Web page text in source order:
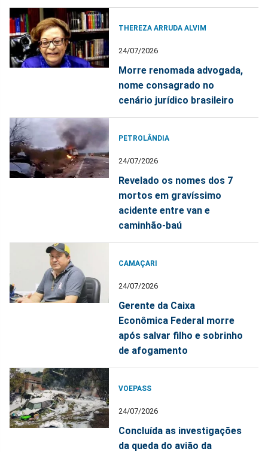
THEREZA ARRUDA ALVIM
24/07/2026
Morre renomada advogada,
nome consagrado no
cenário jurídico brasileiro
PETROLÂNDIA
24/07/2026
Revelado os nomes dos 7
mortos em gravíssimo
acidente entre van e
caminhão-baú
CAMAÇARI
24/07/2026
Gerente da Caixa
Econômica Federal morre
após salvar filho e sobrinho
de afogamento
VOEPASS
24/07/2026
Concluída as investigações
da queda do avião da